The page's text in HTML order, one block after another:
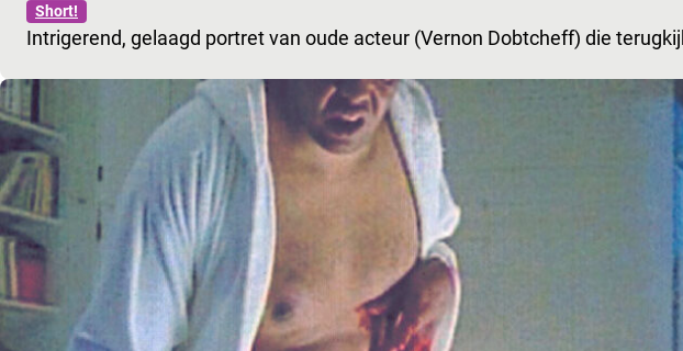
Short!
Intrigerend, gelaagd portret van oude acteur (Vernon Dobtcheff) die